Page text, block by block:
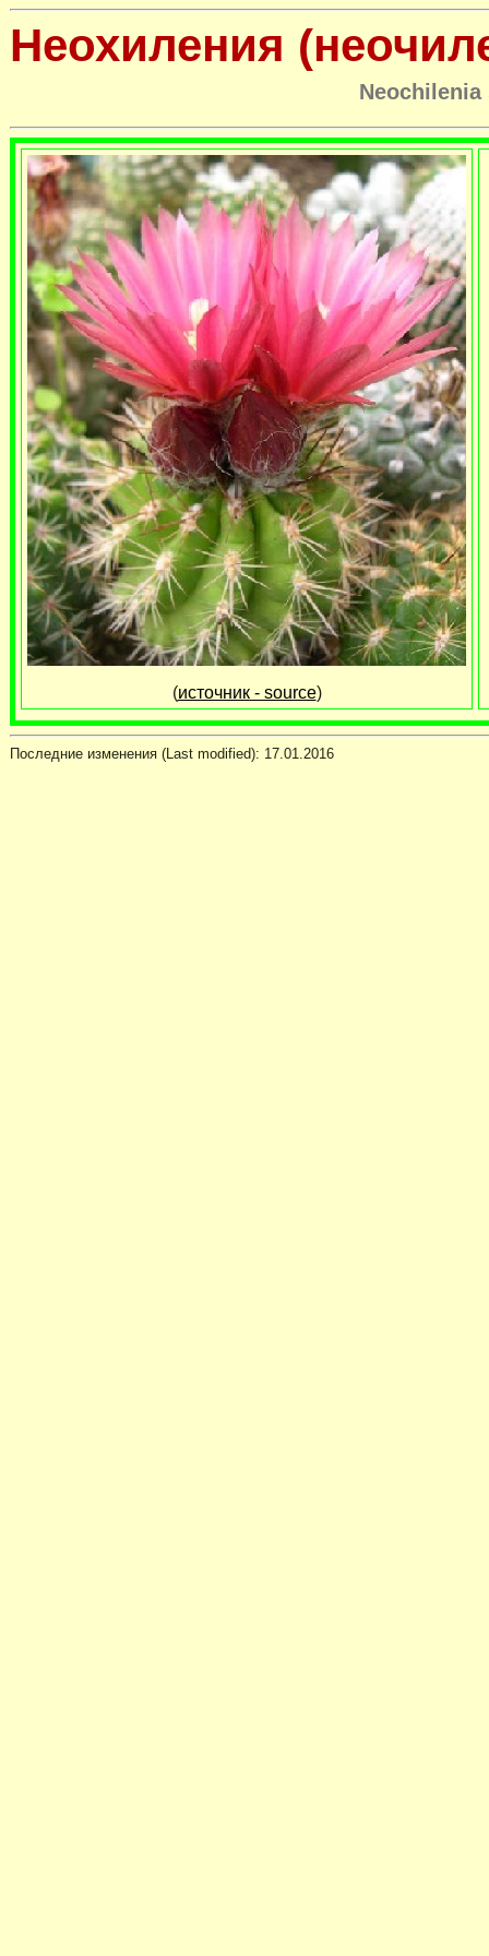
Неохиления
(источник - source)
Последние изменения (Last modified): 17.01.2016